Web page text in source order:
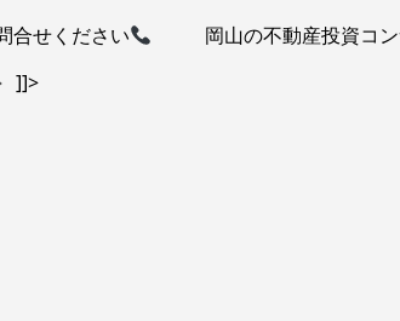
合せください
岡山の不動産投資コン
]]>